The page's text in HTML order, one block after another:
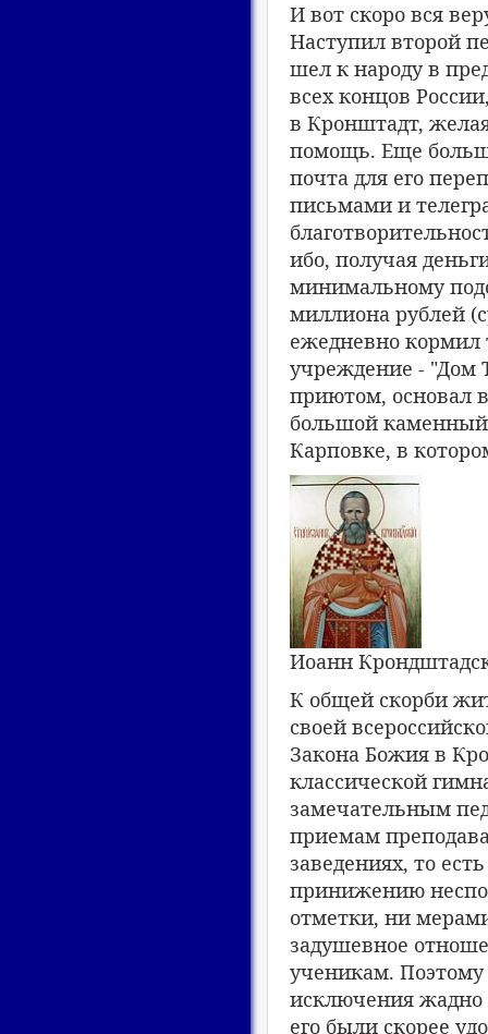
И вот скоро вся
Наступил второй
шел к народу в
всех концов
в Кронштадт,
помощь. Еще
почта для его
письмами и
ибо, получая
минимальному
миллиона рублей
ежедневно кормил
учреждение - "Дом
приютом, основал
большой каменный
Карповке, в
Иоанн
К общей скорби
своей
Закона Божия в
классической
замечательным
приемам
заведениях, то
принижению
отметки, ни
задушевное
ученикам. Поэтому
исключения жадно
его были скорее